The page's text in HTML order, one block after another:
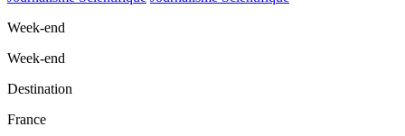
Week-end
Week-end
Destination
France